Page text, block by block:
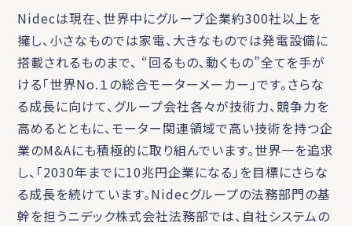
Nidecは現在、世界中にグループ企業約300社以上を
擁し、小さなものでは家電、大きなものでは発電設備に
搭載されるものまで、 “回るもの、動くもの”全てを手が
ける「世界No.１の総合モーターメーカー」です。さらな
る成長に向けて、グループ会社各々が技術力、競争力を
高めるとともに、モーター関連領域で高い技術を持つ企
業のM&Aにも積極的に取り組んでいます。世界一を追求
し、「2030年までに10兆円企業になる」を目標にさらな
る成長を続けています。Nidecグループの法務部門の基
幹を担うニデック株式会社法務部では、自社システムの